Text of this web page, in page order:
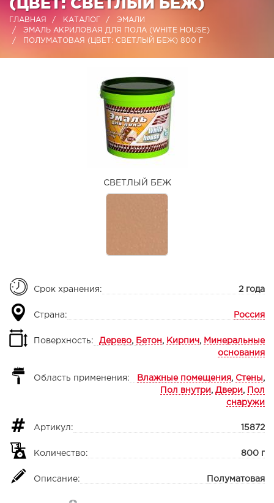
ГЛАВНАЯ КАТАЛОГ
ЭМАЛИ
ЭМАЛЬ АКРИЛОВАЯ ДЛЯ ПОЛА (WHITE HOUSE)
ПОЛУМАТОВАЯ (ЦВЕТ: СВЕТЛЫЙ БЕЖ) 800 Г
СВЕТЛЫЙ БЕЖ
Срок хранения: 2 года
Страна: Россия
Поверхность: Дерево, Бетон , Кирпич , Минеральные
основания
Область применения: Влажные помещения , Стены ,
Пол внутри , Двери ,
Пол
снаружи
Артикул: 15872
Количество: 800 г
Описание: Полуматовая